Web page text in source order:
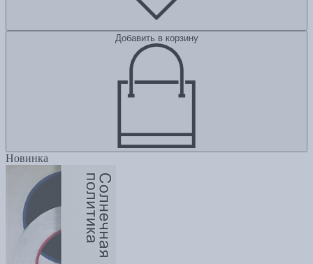
Добавить в корзину
Новинка